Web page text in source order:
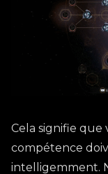
Cela signifie que
compétence
intelligemment.